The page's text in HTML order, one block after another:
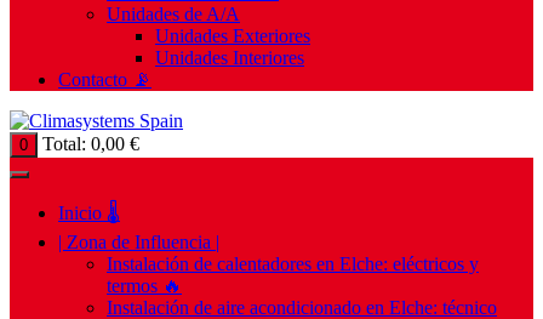
Unidades de A/A
Unidades Exteriores
Unidades Interiores
Contacto 📡
0 Total: 0,00 €
Inicio 🌡️
| Zona de Influencia |
Instalación de calentadores en Elche: eléctricos y
termos 🔥
Instalación de aire acondicionado en Elche: técnico